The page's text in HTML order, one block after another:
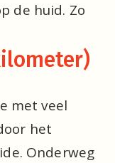
de huid. Zo
met veel
het
Onderweg